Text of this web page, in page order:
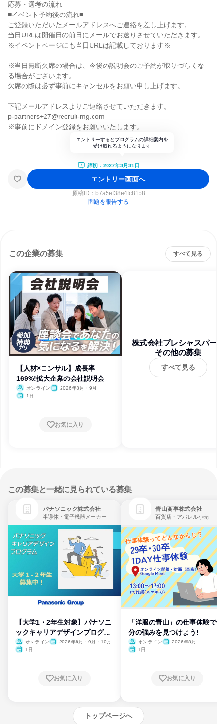
応募・選考の流れ
■イベント予約後の流れ■
ご登録いただいたメールアドレスへご連絡を差し上げます。
当日URLは開催日の前日にメールでお送りさせていただきます。
※イベントページにも当日URLは記載しております※
※当日無断欠席の場合は、今後の説明会のご予約が取りづらくな
る場合がございます。
欠席の際は必ず事前にキャンセルをお願い申し上げます。
下記メールアドレスよりご連絡させていただきます。
p-partners+27@recruit-mg.com
※事前にドメイン登録をお願いいたします。
エントリーするとプログラムの詳細案内を
受け取れるようになります
締切：2027年3月31日
エントリー画面へ
原稿ID： b7a5ef38e4fc81b8
問題を報告する
この企業の募集 すべて見る
【人材×コンサル】成長率
169%!拡大企業の会社説明会
オンライン
2026年8月・9月
1日
お気に入り
株式会社プレシャスパ
ナーズ
その他の募集
すべて見る
この募集と一緒に見られている募集
パナソニック株式会社
半導体・電子機器メーカー
【大学1・2年生対象】パナソニ
ックキャリアデザインプログラ
ム
オンライン
2026年8月・9月・10月
1日
お気に入り
青山商事株式会社
百貨店・アパレル小売
「洋服の青山」の仕事体験
分の強みを見つけよう!
オンライン
2026年8月
1日
お気に入り
トップページへ